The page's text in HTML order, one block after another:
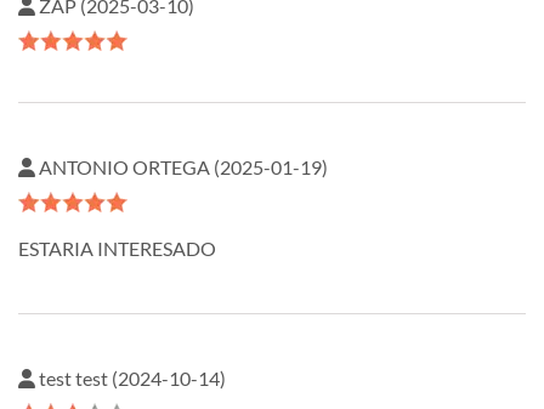
ZAP (2025-03-10)
ANTONIO ORTEGA (2025-01-19)
ESTARIA INTERESADO
test test (2024-10-14)